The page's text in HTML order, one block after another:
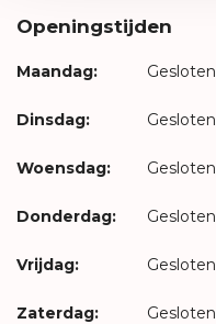
Openingstijden
Maandag: Gesloten
Dinsdag: Gesloten
Woensdag: Gesloten
Donderdag: Gesloten
Vrijdag: Gesloten
Zaterdag: Gesloten